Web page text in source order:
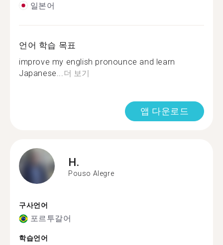
일본어
언어 학습 목표
improve my english pronounce and learn
Japanese... 더 보기
앱 다운로드
H.
Pouso Alegre
구사언어
포르투갈어
학습언어